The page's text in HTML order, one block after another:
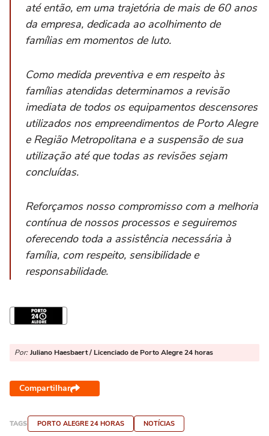
até então, em uma trajetória de mais de 60 anos
da empresa, dedicada ao acolhimento de
famílias em momentos de luto.
Como medida preventiva e em respeito às
famílias atendidas determinamos a revisão
imediata de todos os equipamentos descensores
utilizados nos empreendimentos de Porto Alegre
e Região Metropolitana e a suspensão de sua
utilização até que todas as revisões sejam
concluídas.
Reforçamos nosso compromisso com a melhoria
contínua de nossos processos e seguiremos
oferecendo toda a assistência necessária à
família, com respeito, sensibilidade e
responsabilidade.
Por: Juliano Haesbaert / Licenciado de Porto Alegre 24 horas
Compartilhar
TAGS PORTO ALEGRE 24 HORAS NOTÍCIAS